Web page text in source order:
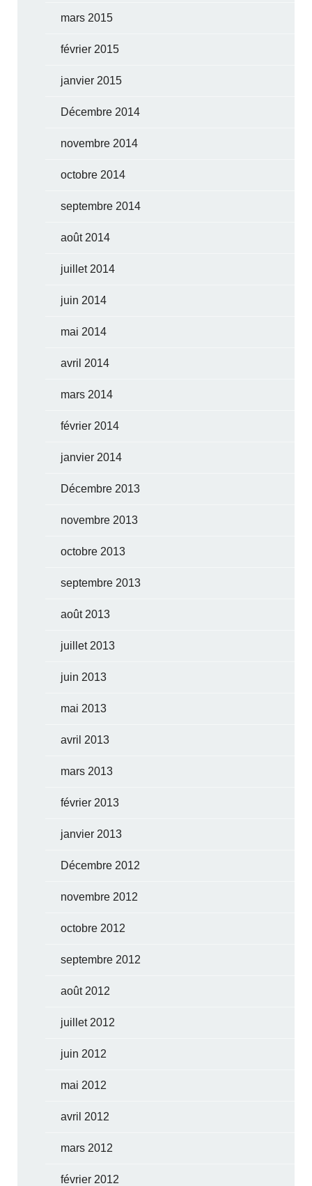
mars 2015
février 2015
janvier 2015
Décembre 2014
novembre 2014
octobre 2014
septembre 2014
août 2014
juillet 2014
juin 2014
mai 2014
avril 2014
mars 2014
février 2014
janvier 2014
Décembre 2013
novembre 2013
octobre 2013
septembre 2013
août 2013
juillet 2013
juin 2013
mai 2013
avril 2013
mars 2013
février 2013
janvier 2013
Décembre 2012
novembre 2012
octobre 2012
septembre 2012
août 2012
juillet 2012
juin 2012
mai 2012
avril 2012
mars 2012
février 2012